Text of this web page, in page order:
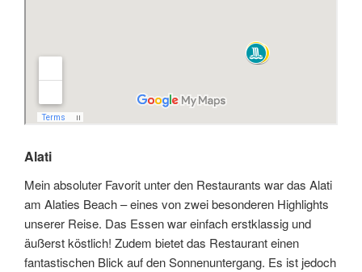
Alati
Mein absoluter Favorit unter den Restaurants war das Alati
am Alaties Beach – eines von zwei besonderen Highlights
unserer Reise. Das Essen war einfach erstklassig und
äußerst köstlich! Zudem bietet das Restaurant einen
fantastischen Blick auf den Sonnenuntergang. Es ist jedoch